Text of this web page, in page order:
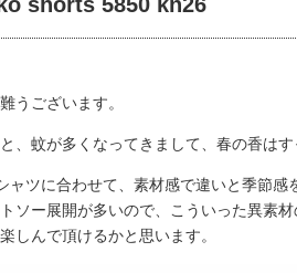
うございます。
、蚊が多くなってきまして、春の香は
ャツに合わせて、素材感で違いと季節感
ソー展開が多いので、こういった異素
しんで頂けるかと思います。